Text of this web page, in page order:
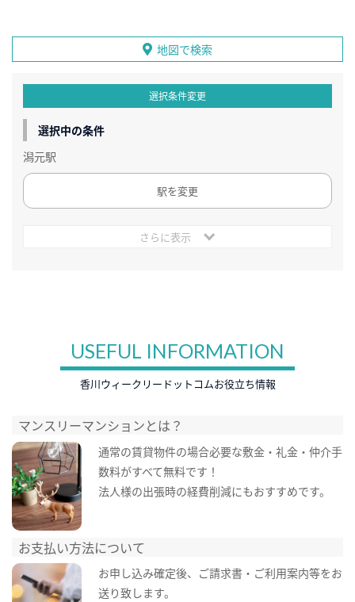
地図で検索
選択条件変更
選択中の条件
潟元駅
駅を変更
さらに表示
USEFUL INFORMATION
香川ウィークリードットコムお役立ち情報
マンスリーマンションとは？
通常の賃貸物件の場合必要な敷金・礼金・仲介手
数料がすべて無料です！
法人様の出張時の経費削減にもおすすめです。
お支払い方法について
お申し込み確定後、ご請求書・ご利用案内等をお
送り致します。